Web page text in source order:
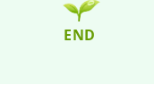
END